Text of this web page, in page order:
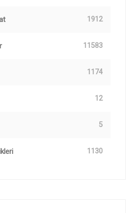
1912
11583
1174
12
5
1130